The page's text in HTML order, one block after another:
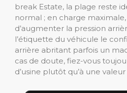
break Estate, la plage reste
normal ; en charge
d’augmenter la pression
l’étiquette du véhicule le
arrière abritant parfois un
cas de doute, fiez-vous
d’usine plutôt qu’à une